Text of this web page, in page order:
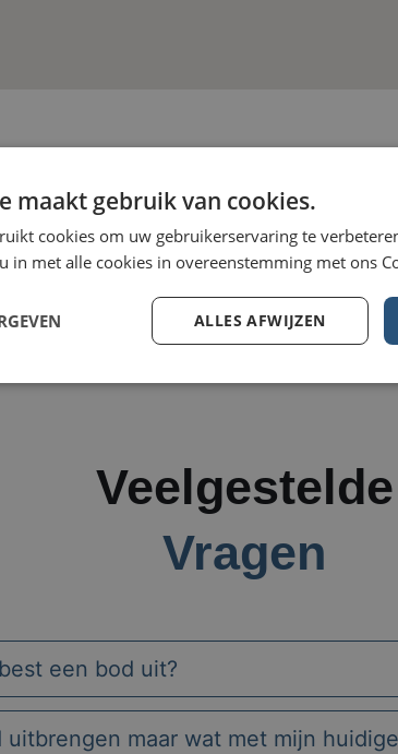
Veelgestelde
Vragen
een bod uit?
uitbrengen maar wat met mijn
maakt gebruik van cookies.
cookies om uw gebruikerservaring te
in met alle cookies in overeenstemming met ons
ALLES AFWIJZEN